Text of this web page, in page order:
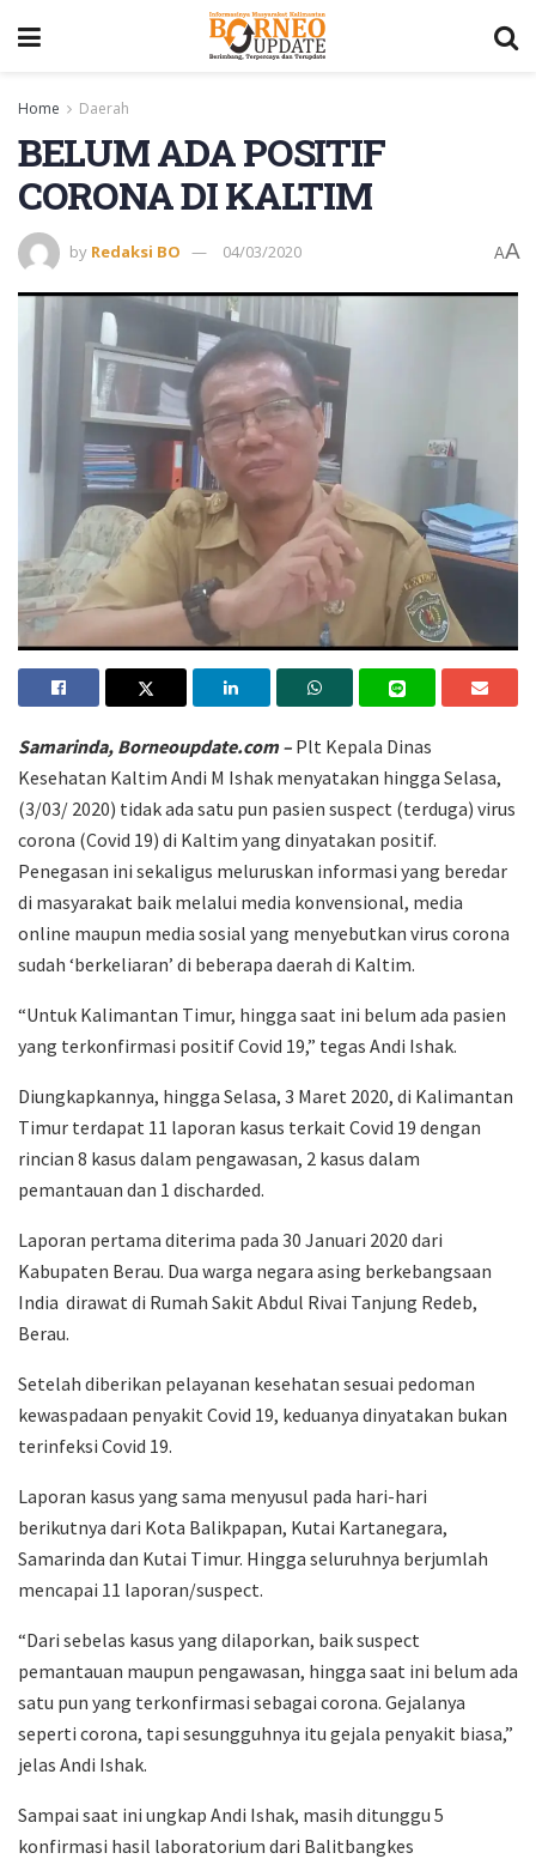
Home Daerah
BELUM ADA POSITIF
CORONA DI KALTIM
by Redaksi BO 04/03/2020 AA
Samarinda, Borneoupdate.com – Plt Kepala Dinas
Kesehatan Kaltim Andi M Ishak menyatakan hingga Selasa,
(3/03/ 2020) tidak ada satu pun pasien suspect (terduga) virus
corona (Covid 19) di Kaltim yang dinyatakan positif.
Penegasan ini sekaligus meluruskan informasi yang beredar
di masyarakat baik melalui media konvensional, media
online maupun media sosial yang menyebutkan virus corona
sudah ‘berkeliaran’ di beberapa daerah di Kaltim.
“Untuk Kalimantan Timur, hingga saat ini belum ada pasien
yang terkonfirmasi positif Covid 19,” tegas Andi Ishak.
Diungkapkannya, hingga Selasa, 3 Maret 2020, di Kalimantan
Timur terdapat 11 laporan kasus terkait Covid 19 dengan
rincian 8 kasus dalam pengawasan, 2 kasus dalam
pemantauan dan 1 discharded.
Laporan pertama diterima pada 30 Januari 2020 dari
Kabupaten Berau. Dua warga negara asing berkebangsaan
India dirawat di Rumah Sakit Abdul Rivai Tanjung Redeb,
Berau.
Setelah diberikan pelayanan kesehatan sesuai pedoman
kewaspadaan penyakit Covid 19, keduanya dinyatakan bukan
terinfeksi Covid 19.
Laporan kasus yang sama menyusul pada hari-hari
berikutnya dari Kota Balikpapan, Kutai Kartanegara,
Samarinda dan Kutai Timur. Hingga seluruhnya berjumlah
mencapai 11 laporan/suspect.
“Dari sebelas kasus yang dilaporkan, baik suspect
pemantauan maupun pengawasan, hingga saat ini belum ada
satu pun yang terkonfirmasi sebagai corona. Gejalanya
seperti corona, tapi sesungguhnya itu gejala penyakit biasa,”
jelas Andi Ishak.
Sampai saat ini ungkap Andi Ishak, masih ditunggu 5
konfirmasi hasil laboratorium dari Balitbangkes